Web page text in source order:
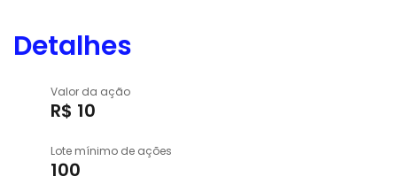
Detalhes
Valor da ação
R$ 10
Lote mínimo de ações
100